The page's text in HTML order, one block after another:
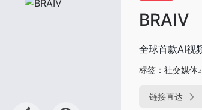
BRAIV
全球首款AI视
标签： 社交媒体
链接直达